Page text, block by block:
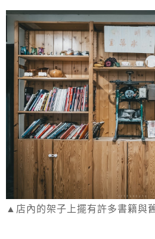
▲店內的架子上擺有許多書籍與